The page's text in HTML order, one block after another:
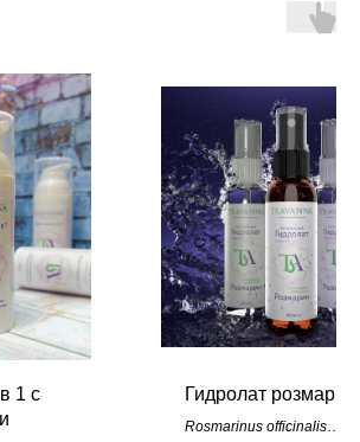
1 с
Гидролат
Rosmarinus officinalis